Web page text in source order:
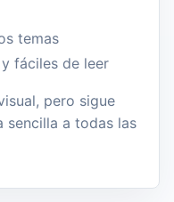
temas
fáciles de leer
pero sigue
sencilla a todas las